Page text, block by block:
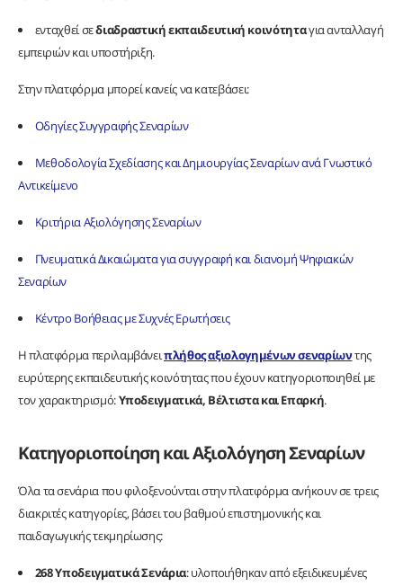
ενταχθεί σεδιαδραστική εκπαιδευτική κοινότηταγια ανταλλαγή
εμπειριών και υποστήριξη.
Στην πλατφόρμα μπορεί κανείς να κατεβάσει:
Οδηγίες Συγγραφής Σεναρίων
Μεθοδολογία Σχεδίασης και Δημιουργίας Σεναρίων ανά Γνωστικό
Αντικείμενο
Κριτήρια Αξιολόγησης Σεναρίων
Πνευματικά Δικαιώματα για συγγραφή και διανομή Ψηφιακών
Σεναρίων
Κέντρο Βοήθειας με Συχνές Ερωτήσεις
Η πλατφόρμα περιλαμβάνειπλήθος αξιολογημένων σεναρίωντης
ευρύτερης εκπαιδευτικής κοινότητας που έχουν κατηγοριοποιηθεί με
τον χαρακτηρισμό:Υποδειγματικά, Βέλτιστα και Επαρκή.
Κατηγοριοποίηση και Αξιολόγηση Σεναρίων
Όλα τα σενάρια που φιλοξενούνται στην πλατφόρμα ανήκουν σε τρεις
διακριτές κατηγορίες, βάσει του βαθμού επιστημονικής και
παιδαγωγικής τεκμηρίωσης:
268 Υποδειγματικά Σενάρια: υλοποιήθηκαν από εξειδικευμένες